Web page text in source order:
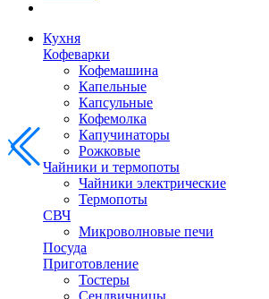
Кухня
Кофеварки
Кофемашина
Капельные
Капсульные
Кофемолка
Капучинаторы
Рожковые
Чайники и термопоты
Чайники электрические
Термопоты
СВЧ
Микроволновые печи
Посуда
Приготовление
Тостеры
Сендвичницы